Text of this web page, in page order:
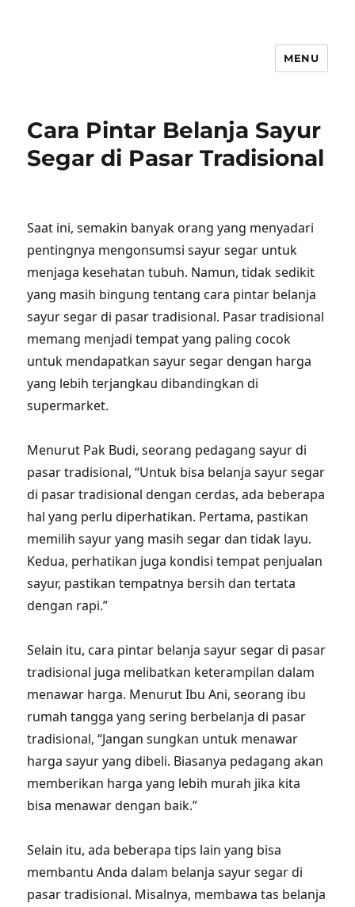
MENU
Cara Pintar Belanja Sayur
Segar di Pasar Tradisional
Saat ini, semakin banyak orang yang menyadari
pentingnya mengonsumsi sayur segar untuk
menjaga kesehatan tubuh. Namun, tidak sedikit
yang masih bingung tentang cara pintar belanja
sayur segar di pasar tradisional. Pasar tradisional
memang menjadi tempat yang paling cocok
untuk mendapatkan sayur segar dengan harga
yang lebih terjangkau dibandingkan di
supermarket.
Menurut Pak Budi, seorang pedagang sayur di
pasar tradisional, “Untuk bisa belanja sayur segar
di pasar tradisional dengan cerdas, ada beberapa
hal yang perlu diperhatikan. Pertama, pastikan
memilih sayur yang masih segar dan tidak layu.
Kedua, perhatikan juga kondisi tempat penjualan
sayur, pastikan tempatnya bersih dan tertata
dengan rapi.”
Selain itu, cara pintar belanja sayur segar di pasar
tradisional juga melibatkan keterampilan dalam
menawar harga. Menurut Ibu Ani, seorang ibu
rumah tangga yang sering berbelanja di pasar
tradisional, “Jangan sungkan untuk menawar
harga sayur yang dibeli. Biasanya pedagang akan
memberikan harga yang lebih murah jika kita
bisa menawar dengan baik.”
Selain itu, ada beberapa tips lain yang bisa
membantu Anda dalam belanja sayur segar di
pasar tradisional. Misalnya, membawa tas belanja